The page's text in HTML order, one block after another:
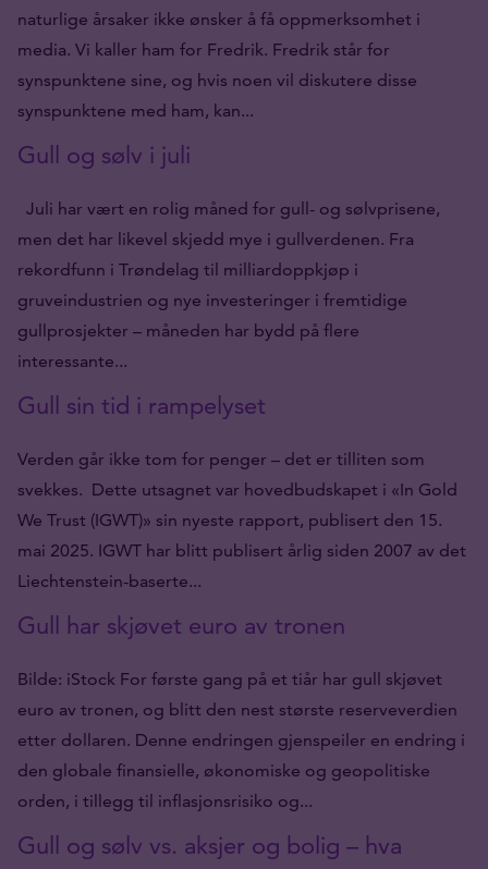
naturlige årsaker ikke ønsker å få oppmerksomhet i
media. Vi kaller ham for Fredrik. Fredrik står for
synspunktene sine, og hvis noen vil diskutere disse
synspunktene med ham, kan...
Gull og sølv i juli
Juli har vært en rolig måned for gull- og sølvprisene,
men det har likevel skjedd mye i gullverdenen. Fra
rekordfunn i Trøndelag til milliardoppkjøp i
gruveindustrien og nye investeringer i fremtidige
gullprosjekter – måneden har bydd på flere
interessante...
Gull sin tid i rampelyset
Verden går ikke tom for penger – det er tilliten som
svekkes. Dette utsagnet var hovedbudskapet i «In Gold
We Trust (IGWT)» sin nyeste rapport, publisert den 15.
mai 2025. IGWT har blitt publisert årlig siden 2007 av det
Liechtenstein-baserte...
Gull har skjøvet euro av tronen
Bilde: iStock For første gang på et tiår har gull skjøvet
euro av tronen, og blitt den nest største reserveverdien
etter dollaren. Denne endringen gjenspeiler en endring i
den globale finansielle, økonomiske og geopolitiske
orden, i tillegg til inflasjonsrisiko og...
Gull og sølv vs. aksjer og bolig – hva